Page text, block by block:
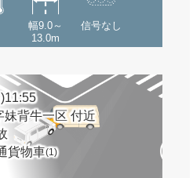
幅9.0～
13.0m
信号なし
妹背牛一区 付近
貨物車(1)